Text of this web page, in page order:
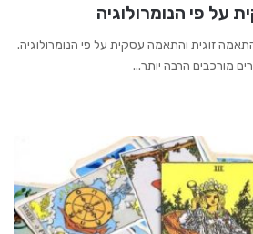
על פי הנומרולוגיה
זוגית והתאמה עסקית על פי הנומרולוגיה.
מורכבים הרבה יותר...‏